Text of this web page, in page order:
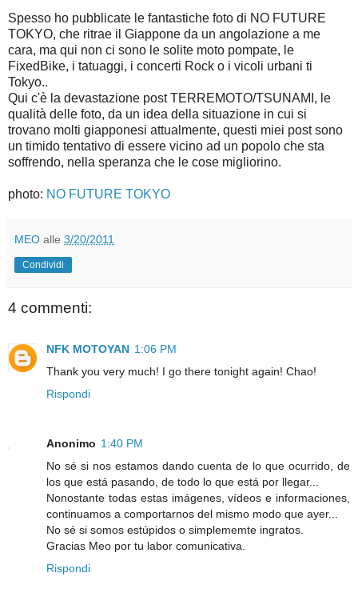
Spesso ho pubblicate le fantastiche foto di NO FUTURE
TOKYO, che ritrae il Giappone da un angolazione a me
cara, ma qui non ci sono le solite moto pompate, le
FixedBike, i tatuaggi, i concerti Rock o i vicoli urbani ti
Tokyo..
Qui c'è la devastazione post TERREMOTO/TSUNAMI, le
qualità delle foto, da un idea della situazione in cui si
trovano molti giapponesi attualmente, questi miei post sono
un timido tentativo di essere vicino ad un popolo che sta
soffrendo, nella speranza che le cose migliorino.
photo: NO FUTURE TOKYO
MEO alle 3/20/2011
Condividi
4 commenti:
NFK MOTOYAN 1:06 PM
Thank you very much! I go there tonight again! Chao!
Rispondi
Anonimo 1:40 PM
No sé si nos estamos dando cuenta de lo que ocurrido, de
los que está pasando, de todo lo que está por llegar...
Nonostante todas estas imágenes, vídeos e informaciones,
continuamos a comportarnos del mismo modo que ayer...
No sé si somos estúpidos o simplememte ingratos.
Gracias Meo por tu labor comunicativa.
Rispondi